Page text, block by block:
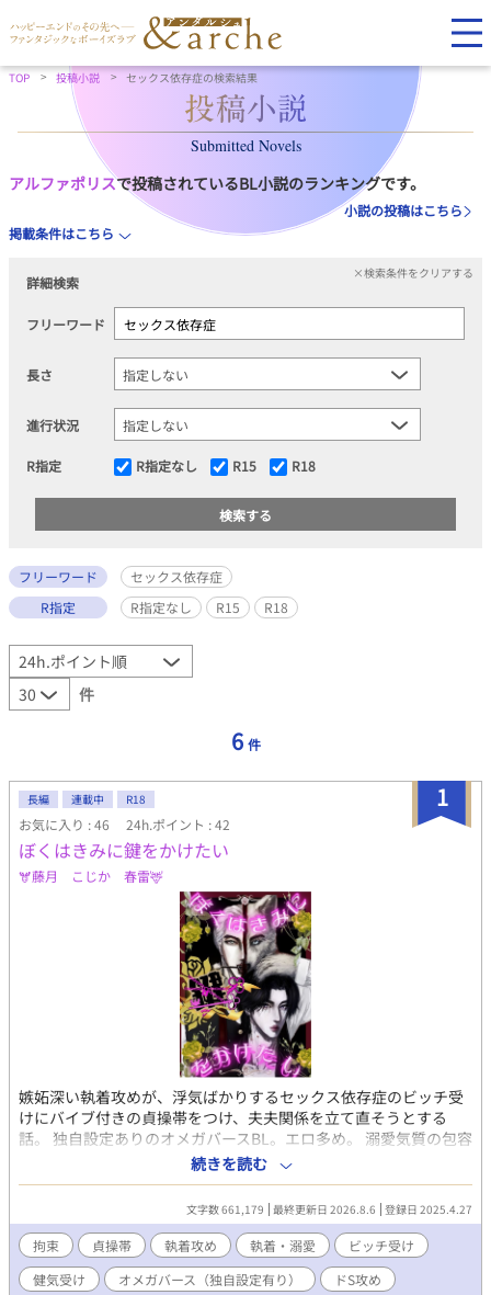
TOP 投稿小説 セックス依存症の検索結果
Submitted Novels
アルファポリスで投稿されているBL小説のランキングです。
小説の投稿はこちら
掲載条件はこちら
詳細検索
×検索条件をクリアする
フリーワード
長さ
進行状況
R指定 R指定なし R15 R18
フリーワード
セックス依存症
R指定
R指定なし R15 R18
件
6 件
1
長編 連載中 R18
お気に入り : 46 24h.ポイント : 42
ぼくはきみに鍵をかけたい
🫎藤月 こじか 春雷🦌
嫉妬深い執着攻めが、浮気ばかりするセックス依存症のビッチ受
けにバイブ付きの貞操帯をつけ、夫夫関係を立て直そうとする
話。 独自設定ありのオメガバースBL。エロ多め。 溺愛気質の包容
力たかめな年下いいなり敬語攻め×皮肉屋ツンデレ美人ビッチ受
け（※本性は歪んだ願望をもつ執着ドＳ攻め×依存気質の尽くし
体質健気ドM受け） 【あらすじ】 小説家でアルファのソンジュ
（攻め）は、出会い系サイトで出逢ったオメガの美男子・ユンフ
ァ（受け）に運命的な一目惚れをした。 はじめは肉体関係のみを
目的として出逢った二人だったが、ソンジュはひと目でユンファ
との真剣交際を望み、ユンファに猛アプローチをかける。 しかし
続きを読む
文字数 661,179 最終更新日 2026.8.6 登録日 2025.4.27
拘束 貞操帯 執着攻め 執着・溺愛
ビッチ受け
健気受け
オメガバース（独自設定有り）
ドS攻め